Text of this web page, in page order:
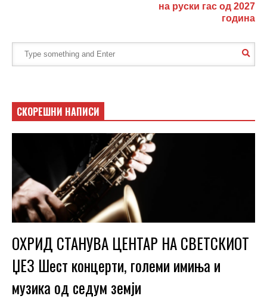
на руски гас од 2027
година
СКОРЕШНИ НАПИСИ
ОХРИД СТАНУВА ЦЕНТАР НА СВЕТСКИОТ
ЏЕЗ Шест концерти, големи имиња и
музика од седум земји